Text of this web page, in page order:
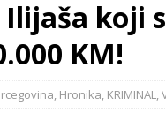
Ilijaša koji
KM!
, Hronika, KRIMINAL,